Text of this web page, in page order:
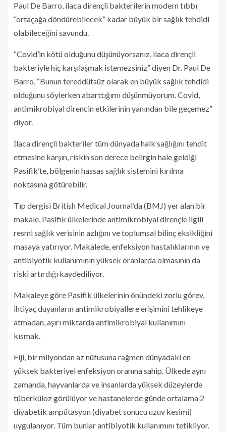
Paul De Barro, ilaca dirençli bakterilerin modern tıbbı
“ortaçağa döndürebilecek” kadar büyük bir sağlık tehdidi
olabileceğini savundu.
“Covid’in kötü olduğunu düşünüyorsanız, ilaca dirençli
bakteriyle hiç karşılaşmak istemezsiniz” diyen Dr. Paul De
Barro, “Bunun tereddütsüz olarak en büyük sağlık tehdidi
olduğunu söylerken abarttığımı düşünmüyorum. Covid,
antimikrobiyal direncin etkilerinin yanından bile geçemez”
diyor.
İlaca dirençli bakteriler tüm dünyada halk sağlığını tehdit
etmesine karşın, riskin son derece belirgin hale geldiği
Pasifik’te, bölgenin hassas sağlık sistemini kırılma
noktasına götürebilir.
Tıp dergisi British Medical Journal’da (BMJ) yer alan bir
makale, Pasifik ülkelerinde antimikrobiyal dirençle ilgili
resmi sağlık verisinin azlığını ve toplumsal bilinç eksikliğini
masaya yatırıyor. Makalede, enfeksiyon hastalıklarının ve
antibiyotik kullanımının yüksek oranlarda olmasının da
riski artırdığı kaydediliyor.
Makaleye göre Pasifik ülkelerinin önündeki zorlu görev,
ihtiyaç duyanların antimikrobiyallere erişimini tehlikeye
atmadan, aşırı miktarda antimikrobiyal kullanımını
kısmak.
Fiji, bir milyondan az nüfusuna rağmen dünyadaki en
yüksek bakteriyel enfeksiyon oranına sahip. Ülkede aynı
zamanda, hayvanlarda ve insanlarda yüksek düzeylerde
tüberküloz görülüyor ve hastanelerde günde ortalama 2
diyabetik ampütasyon (diyabet sonucu uzuv kesimi)
uygulanıyor. Tüm bunlar antibiyotik kullanımını tetikliyor.